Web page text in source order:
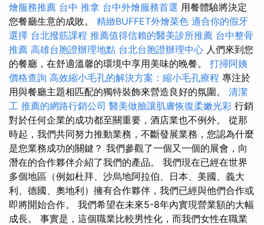
燴服務推薦 台中 推拿 台中外燴服務首選 用餐體驗將決定
您餐廳生意的成敗。 精緻BUFFET外燴菜色 適合你的假牙
選擇 台北撥筋課程 推薦值得信賴的醫美診所推薦 台中整骨
推薦 高雄台胞證辦理地點 台北台胞證辦理中心 人們來到您
的餐廳，在舒適溫馨的環境中享用美味的晚餐。 打掃阿姨
價格查詢 高效縮小毛孔的解決方案：縮小毛孔療程 專注於
用與餐廳主題相匹配的獨特裝飾來營造良好的氛圍。 清潔
工 推薦的網路行銷公司 醫美做臉讓肌膚恢復柔嫩光彩 行銷
對於任何企業的成功都至關重要，酒店業也不例外。 從那
時起，我們共同努力推動業務，不斷發展業務，您認為什麼
是您業務成功的關鍵？ 我們參觀了一個又一個的展會，向
潛在的合作夥伴介紹了我們的產品。 我們現在已經在世界
多個地區（例如杜拜、沙烏地阿拉伯、日本、美國、義大
利、德國、奧地利）擁有合作夥伴，我們已經與他們合作或
即將開始合作。 我們希望在未來5-8年內實現營業額的大幅
成長。 事實是，這個職業比較男性化，而我們女性在職業